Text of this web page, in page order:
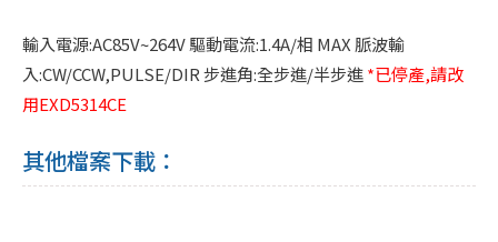
輸入電源:AC85V~264V 驅動電流:1.4A/相 MAX 脈波輸
入:CW/CCW,PULSE/DIR 步進角:全步進/半步進*已停產,請改
用EXD5314CE
其他檔案下載：